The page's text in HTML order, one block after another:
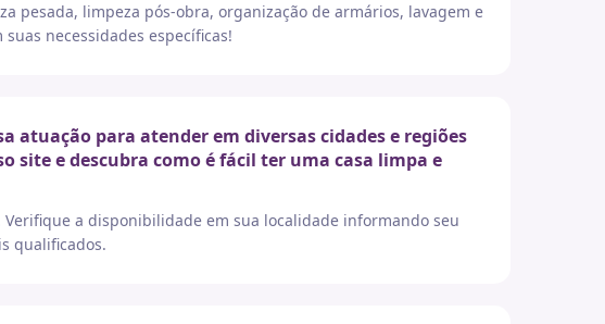
pesada, limpeza pós-obra, organização de armários, lavagem e
necessidades específicas!
atuação para atender em diversas cidades e regiões
site e descubra como é fácil ter uma casa limpa e
a disponibilidade em sua localidade informando seu
qualificados.